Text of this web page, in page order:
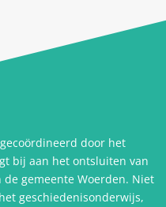
door het
bij aan het ontsluiten van
gemeente Woerden. Niet
geschiedenisonderwijs,